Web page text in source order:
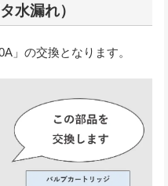
水漏れ）
」の交換となります。